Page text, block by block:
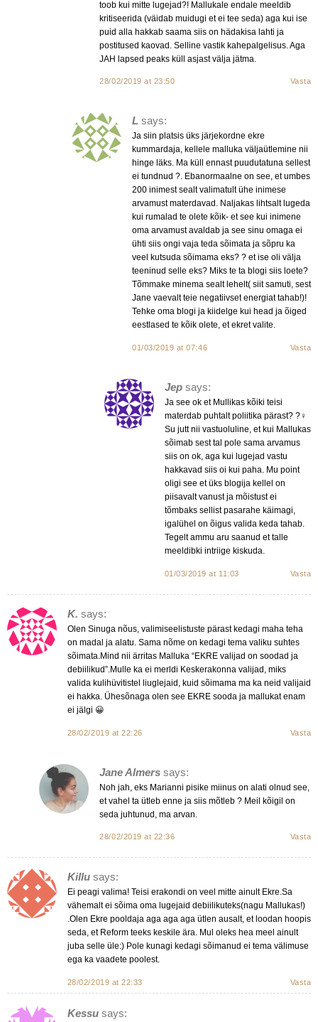
toob kui mitte lugejad?! Mallukale endale meeldib
kritiseerida (väidab muidugi et ei tee seda) aga kui ise
puid alla hakkab saama siis on hädakisa lahti ja
postitused kaovad. Selline vastik kahepalgelisus. Aga
JAH lapsed peaks küll asjast välja jätma.
28/02/2019 at 23:50 Vasta
L says:
Ja siin platsis üks järjekordne ekre
kummardaja, kellele malluka väljaütlemine nii
hinge läks. Ma küll ennast puudutatuna sellest
ei tundnud ?. Ebanormaalne on see, et umbes
200 inimest sealt valimatult ühe inimese
arvamust materdavad. Naljakas lihtsalt lugeda
kui rumalad te olete kõik- et see kui inimene
oma arvamust avaldab ja see sinu omaga ei
ühti siis ongi vaja teda sõimata ja sõpru ka
veel kutsuda sõimama eks? ? et ise oli välja
teeninud selle eks? Miks te ta blogi siis loete?
Tõmmake minema sealt lehelt( siit samuti, sest
Jane vaevalt teie negatiivset energiat tahab!)!
Tehke oma blogi ja kiidelge kui head ja õiged
eestlased te kõik olete, et ekret valite.
01/03/2019 at 07:46 Vasta
Jep says:
Ja see ok et Mullikas kõiki teisi
materdab puhtalt poliitika pärast? ?‍♀️
Su jutt nii vastuoluline, et kui Mallukas
sõimab sest tal pole sama arvamus
siis on ok, aga kui lugejad vastu
hakkavad siis oi kui paha. Mu point
oligi see et üks blogija kellel on
piisavalt vanust ja mõistust ei
tõmbaks sellist pasarahe käimagi,
igalühel on õigus valida keda tahab.
Tegelt ammu aru saanud et talle
meeldibki intriige kiskuda.
01/03/2019 at 11:03 Vasta
K. says:
Olen Sinuga nõus, valimiseelistuste pärast kedagi maha teha
on madal ja alatu. Sama nõme on kedagi tema valiku suhtes
sõimata.Mind nii ärritas Malluka “EKRE valijad on soodad ja
debiilikud”.Mulle ka ei merldi Keskerakonna valijad, miks
valida kulihüvitistel liuglejaid, kuid sõimama ma ka neid valijaid
ei hakka. Ühesõnaga olen see EKRE sooda ja mallukat enam
ei jälgi 😀
28/02/2019 at 22:26 Vasta
Jane Almers says:
Noh jah, eks Marianni pisike miinus on alati olnud see,
et vahel ta ütleb enne ja siis mõtleb ? Meil kõigil on
seda juhtunud, ma arvan.
28/02/2019 at 22:36 Vasta
Killu says:
Ei peagi valima! Teisi erakondi on veel mitte ainult Ekre.Sa
vähemalt ei sõima oma lugejaid debiilikuteks(nagu Mallukas!)
.Olen Ekre pooldaja aga aga aga ütlen ausalt, et loodan hoopis
seda, et Reform teeks keskile ära. Mul oleks hea meel ainult
juba selle üle:) Pole kunagi kedagi sõimanud ei tema välimuse
ega ka vaadete poolest.
28/02/2019 at 22:33 Vasta
Kessu says: